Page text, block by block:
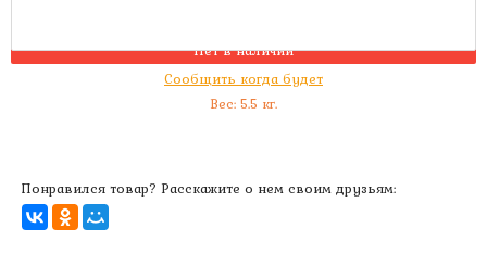
Нет в наличии
Сообщить когда будет
Вес: 5.5 кг.
Понравился товар? Расскажите о нем своим друзьям: